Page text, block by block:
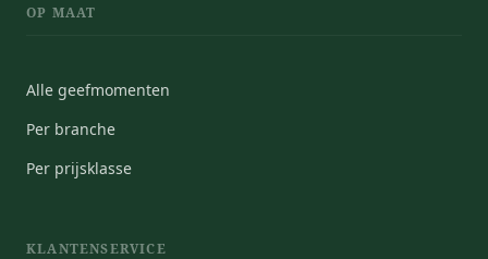
OP MAAT
Alle geefmomenten
Per branche
Per prijsklasse
KLANTENSERVICE